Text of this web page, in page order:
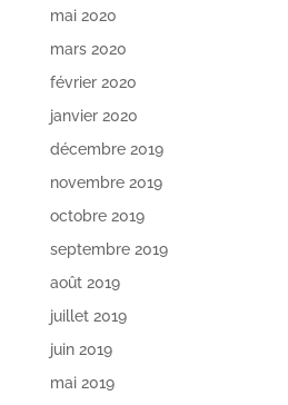
mai 2020
mars 2020
février 2020
janvier 2020
décembre 2019
novembre 2019
octobre 2019
septembre 2019
août 2019
juillet 2019
juin 2019
mai 2019